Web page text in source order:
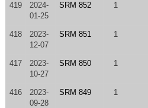
419
2024-
01-25
SRM 852 1
418
2023-
12-07
SRM 851 1
417
2023-
10-27
SRM 850 1
416
2023-
09-28
SRM 849 1